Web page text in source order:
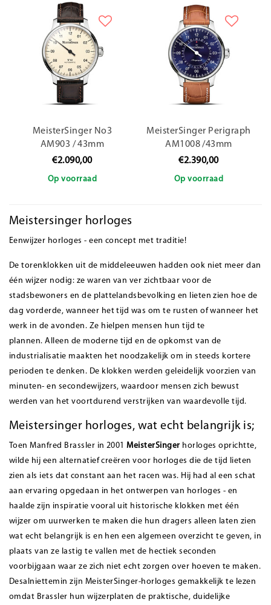
MeisterSinger No3
AM903 / 43mm
€2.090,00
Op voorraad
MeisterSinger Perigraph
AM1008 /43mm
€2.390,00
Op voorraad
Meistersinger horloges
Eenwijzer horloges - een concept met traditie!
De torenklokken uit de middeleeuwen hadden ook niet meer dan
één wijzer nodig: ze waren van ver zichtbaar voor de
stadsbewoners en de plattelandsbevolking en lieten zien hoe de
dag vorderde, wanneer het tijd was om te rusten of wanneer het
werk in de avonden. Ze hielpen mensen hun tijd te
plannen. Alleen de moderne tijd en de opkomst van de
industrialisatie maakten het noodzakelijk om in steeds kortere
perioden te denken. De klokken werden geleidelijk voorzien van
minuten- en secondewijzers, waardoor mensen zich bewust
werden van het voortdurend verstrijken van waardevolle tijd.
Meistersinger horloges, wat echt belangrijk is;
Toen Manfred Brassler in 2001MeisterSinger horloges oprichtte,
wilde hij een alternatief creëren voor horloges die de tijd lieten
zien als iets dat constant aan het racen was. Hij had al een schat
aan ervaring opgedaan in het ontwerpen van horloges - en
haalde zijn inspiratie vooral uit historische klokken met één
wijzer om uurwerken te maken die hun dragers alleen laten zien
wat echt belangrijk is en hen een algemeen overzicht te geven, in
plaats van ze lastig te vallen met de hectiek seconden
voorbijgaan waar ze zich niet echt zorgen over hoeven te maken.
Desalniettemin zijn MeisterSinger-horloges gemakkelijk te lezen
omdat Brassler hun wijzerplaten de praktische, duidelijke